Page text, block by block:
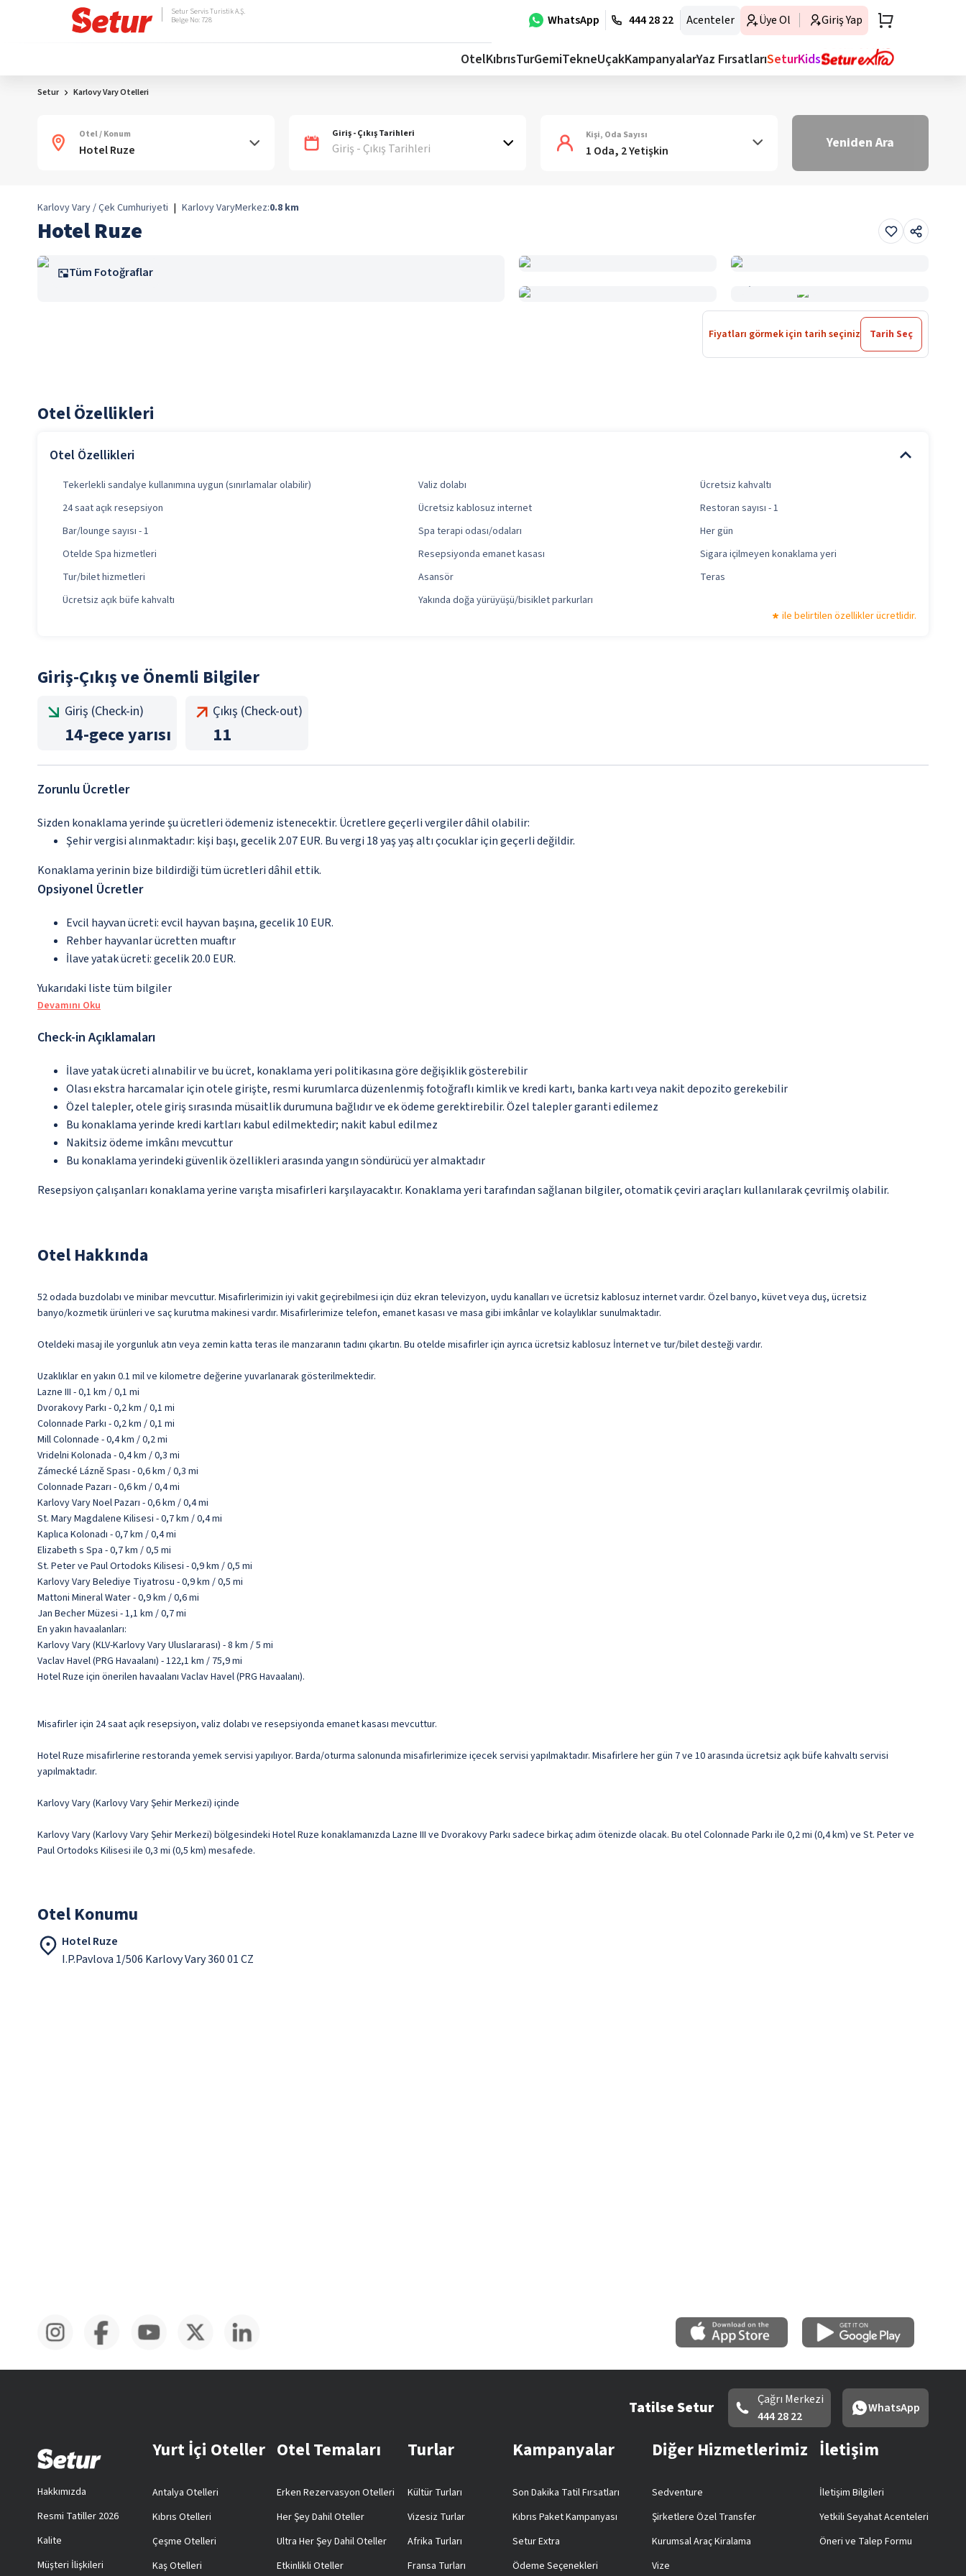
WhatsApp 444 28 22 Acenteler Üye Ol Giriş Yap
Setur Servis Turistik A.Ş.
Belge No: 728
OtelKıbrısTurGemiTekneUçakKampanyalarYaz FırsatlarıSeturKids
Setur Karlovy Vary Otelleri
Otel / Konum Giriş - Çıkış Tarihleri
Giriş - Çıkış Tarihleri
Kişi, Oda Sayısı
1 Oda, 2 Yetişkin Yeniden Ara
Karlovy Vary / Çek Cumhuriyeti | Karlovy VaryMerkez:0.8 km
Hotel Ruze
Tüm Fotoğraflar
Fiyatları görmek için tarih seçiniz Tarih Seç
Otel Özellikleri
Otel Özellikleri
Tekerlekli sandalye kullanımına uygun (sınırlamalar olabilir) Valiz dolabı
Ücretsiz kahvaltı
24 saat açık resepsiyon
Ücretsiz kablosuz internet
Restoran sayısı - 1
Bar/lounge sayısı - 1
Spa terapi odası/odaları
Her gün
Otelde Spa hizmetleri
Resepsiyonda emanet kasası
Sigara içilmeyen konaklama yeri
Tur/bilet hizmetleri
Asansör
Teras
Ücretsiz açık büfe kahvaltı
Yakında doğa yürüyüşü/bisiklet parkurları
ile belirtilen özellikler ücretlidir.
Giriş-Çıkış ve Önemli Bilgiler
Giriş (Check-in)
14-gece yarısı
Çıkış (Check-out)
11
Zorunlu Ücretler
Sizden konaklama yerinde şu ücretleri ödemeniz istenecektir. Ücretlere geçerli vergiler dâhil olabilir:
Şehir vergisi alınmaktadır: kişi başı, gecelik 2.07 EUR. Bu vergi 18 yaş yaş altı çocuklar için geçerli değildir.
Konaklama yerinin bize bildirdiği tüm ücretleri dâhil ettik.
Opsiyonel Ücretler
Evcil hayvan ücreti: evcil hayvan başına, gecelik 10 EUR.
Rehber hayvanlar ücretten muaftır
İlave yatak ücreti: gecelik 20.0 EUR.
Yukarıdaki liste tüm bilgiler
Devamını Oku
Check-in Açıklamaları
İlave yatak ücreti alınabilir ve bu ücret, konaklama yeri politikasına göre değişiklik gösterebilir
Olası ekstra harcamalar için otele girişte, resmi kurumlarca düzenlenmiş fotoğraflı kimlik ve kredi kartı, banka kartı veya nakit depozito gerekebilir
Özel talepler, otele giriş sırasında müsaitlik durumuna bağlıdır ve ek ödeme gerektirebilir. Özel talepler garanti edilemez
Bu konaklama yerinde kredi kartları kabul edilmektedir; nakit kabul edilmez
Nakitsiz ödeme imkânı mevcuttur
Bu konaklama yerindeki güvenlik özellikleri arasında yangın söndürücü yer almaktadır
Resepsiyon çalışanları konaklama yerine varışta misafirleri karşılayacaktır. Konaklama yeri tarafından sağlanan bilgiler, otomatik çeviri araçları kullanılarak çevrilmiş olabilir.
Otel Hakkında
52 odada buzdolabı ve minibar mevcuttur. Misafirlerimizin iyi vakit geçirebilmesi için düz ekran televizyon, uydu kanalları ve ücretsiz kablosuz internet vardır. Özel banyo, küvet veya duş, ücretsiz
banyo/kozmetik ürünleri ve saç kurutma makinesi vardır. Misafirlerimize telefon, emanet kasası ve masa gibi imkânlar ve kolaylıklar sunulmaktadır.
Oteldeki masaj ile yorgunluk atın veya zemin katta teras ile manzaranın tadını çıkartın. Bu otelde misafirler için ayrıca ücretsiz kablosuz İnternet ve tur/bilet desteği vardır.
Uzaklıklar en yakın 0.1 mil ve kilometre değerine yuvarlanarak gösterilmektedir.
Lazne III - 0,1 km / 0,1 mi
Dvorakovy Parkı - 0,2 km / 0,1 mi
Colonnade Parkı - 0,2 km / 0,1 mi
Mill Colonnade - 0,4 km / 0,2 mi
Vridelni Kolonada - 0,4 km / 0,3 mi
Zámecké Lázně Spası - 0,6 km / 0,3 mi
Colonnade Pazarı - 0,6 km / 0,4 mi
Karlovy Vary Noel Pazarı - 0,6 km / 0,4 mi
St. Mary Magdalene Kilisesi - 0,7 km / 0,4 mi
Kaplıca Kolonadı - 0,7 km / 0,4 mi
Elizabeth s Spa - 0,7 km / 0,5 mi
St. Peter ve Paul Ortodoks Kilisesi - 0,9 km / 0,5 mi
Karlovy Vary Belediye Tiyatrosu - 0,9 km / 0,5 mi
Mattoni Mineral Water - 0,9 km / 0,6 mi
Jan Becher Müzesi - 1,1 km / 0,7 mi
En yakın havaalanları:
Karlovy Vary (KLV-Karlovy Vary Uluslararası) - 8 km / 5 mi
Vaclav Havel (PRG Havaalanı) - 122,1 km / 75,9 mi
Hotel Ruze için önerilen havaalanı Vaclav Havel (PRG Havaalanı).
Misafirler için 24 saat açık resepsiyon, valiz dolabı ve resepsiyonda emanet kasası mevcuttur.
Hotel Ruze misafirlerine restoranda yemek servisi yapılıyor. Barda/oturma salonunda misafirlerimize içecek servisi yapılmaktadır. Misafirlere her gün 7 ve 10 arasında ücretsiz açık büfe kahvaltı servisi
yapılmaktadır.
Karlovy Vary (Karlovy Vary Şehir Merkezi) içinde
Karlovy Vary (Karlovy Vary Şehir Merkezi) bölgesindeki Hotel Ruze konaklamanızda Lazne III ve Dvorakovy Parkı sadece birkaç adım ötenizde olacak. Bu otel Colonnade Parkı ile 0,2 mi (0,4 km) ve St. Peter ve
Paul Ortodoks Kilisesi ile 0,3 mi (0,5 km) mesafede.
Otel Konumu
Hotel Ruze
I.P.Pavlova 1/506 Karlovy Vary 360 01 CZ
Tatilse Setur
Çağrı Merkezi
444 28 22
WhatsApp
Hakkımızda
Resmi Tatiller 2026
Kalite
Müşteri İlişkileri
Yurt İçi Oteller
Antalya Otelleri
Kıbrıs Otelleri
Çeşme Otelleri
Kaş Otelleri
Otel Temaları
Erken Rezervasyon Otelleri
Her Şey Dahil Oteller
Ultra Her Şey Dahil Oteller
Etkinlikli Oteller
Turlar
Kültür Turları
Vizesiz Turlar
Afrika Turları
Fransa Turları
Kampanyalar
Son Dakika Tatil Fırsatları
Kıbrıs Paket Kampanyası
Setur Extra
Ödeme Seçenekleri
Diğer Hizmetlerimiz
Sedventure
Şirketlere Özel Transfer
Kurumsal Araç Kiralama
Vize
İletişim
İletişim Bilgileri
Yetkili Seyahat Acenteleri
Öneri ve Talep Formu